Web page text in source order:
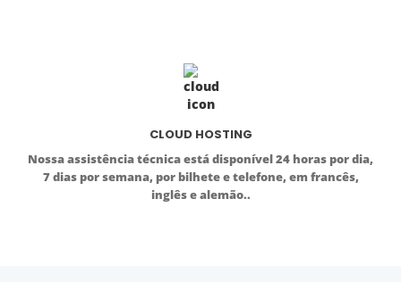
CLOUD HOSTING
Nossa assistência técnica está disponível 24 horas por dia,
7 dias por semana, por bilhete e telefone, em francês,
inglês e alemão..